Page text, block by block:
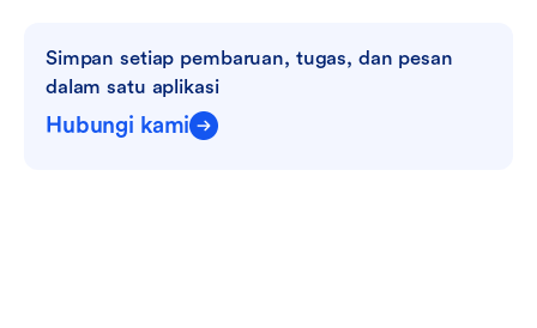
Simpan setiap pembaruan, tugas, dan pesan
dalam satu aplikasi
Hubungi kami